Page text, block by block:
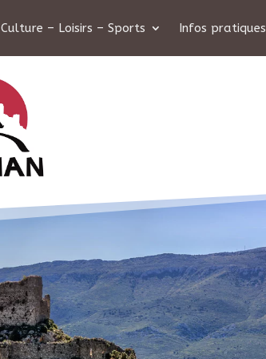
Culture – Loisirs – Sports Infos pratiques